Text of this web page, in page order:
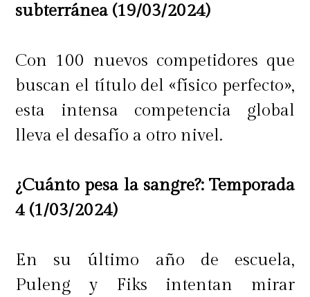
subterránea (19/03/2024)
Con 100 nuevos competidores que
buscan el título del «físico perfecto»,
esta intensa competencia global
lleva el desafío a otro nivel.
¿Cuánto pesa la sangre?: Temporada
4 (1/03/2024)
En su último año de escuela,
Puleng y Fiks intentan mirar